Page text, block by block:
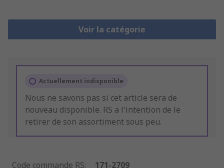
Voir la catégorie
Actuellement indisponible
Nous ne savons pas si cet article sera de
nouveau disponible. RS a l'intention de le
retirer de son assortiment sous peu.
Code commande RS:
171-2709